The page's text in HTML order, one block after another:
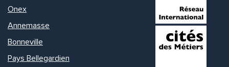
Onex
Annemasse
Bonneville
Pays Bellegardien